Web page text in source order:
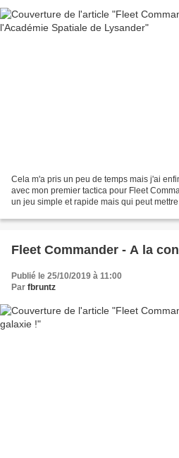
Cela m'a pris un peu de temps mais j'ai
avec mon premier tactica pour Fleet
un jeu simple et rapide mais qui peut
Fleet Commander - A la
Publié le 25/10/2019 à 11:00
Par fbruntz